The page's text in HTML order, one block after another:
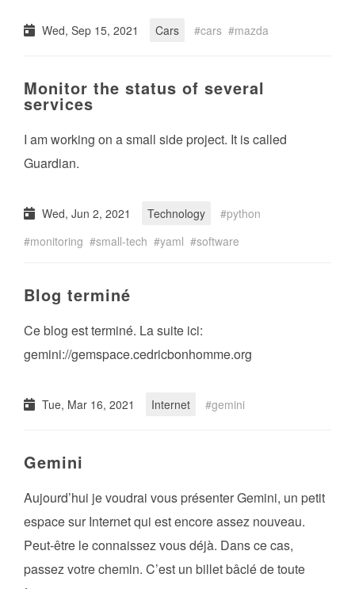
Wed, Sep 15, 2021 Cars cars mazda
Monitor the status of several
services
I am working on a small side project. It is called
Guardian.
Wed, Jun 2, 2021 Technology
python
monitoring
small-tech yaml software
Blog terminé
Ce blog est terminé. La suite ici:
gemini://gemspace.cedricbonhomme.org
Tue, Mar 16, 2021 Internet gemini
Gemini
Aujourd’hui je voudrai vous présenter Gemini, un petit
espace sur Internet qui est encore assez nouveau.
Peut-être le connaissez vous déjà. Dans ce cas,
passez votre chemin. C’est un billet bâclé de toute